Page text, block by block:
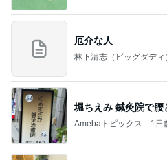
厄介な人
林下清志（ビッグダディ
堀ちえみ 鍼灸院で腰
Amebaトピックス 1日